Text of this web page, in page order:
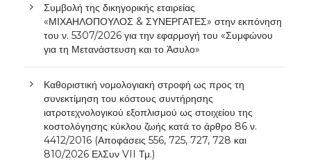
Συμβολή της δικηγορικής εταιρείας
«ΜΙΧΑΗΛΟΠΟΥΛΟΣ & ΣΥΝΕΡΓΑΤΕΣ» στην εκπόνηση
του ν. 5307/2026 για την εφαρμογή του «Συμφώνου
για τη Μετανάστευση και το Άσυλο»
Καθοριστική νομολογιακή στροφή ως προς τη
συνεκτίμηση του κόστους συντήρησης
ιατροτεχνολογικού εξοπλισμού ως στοιχείου της
κοστολόγησης κύκλου ζωής κατά το άρθρο 86 ν.
4412/2016 (Αποφάσεις 556, 725, 727, 728 και
810/2026 ΕλΣυν VII Τμ.)